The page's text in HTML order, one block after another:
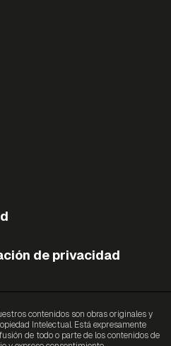
de privacidad
contenidos son obras originales y
Intelectual. Está expresamente
de todo o parte de los contenidos de